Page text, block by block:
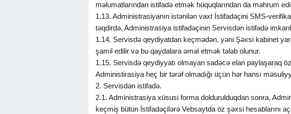
məlumatlarından istifadə etmək hüquqlarından da məhrum
1.13. Administrasiyanın istənilən vaxt İstifadəçini SMS-
təqdirdə, Administrasiya istifadəçinin Servisdən istifadə
1.14. Servisdə qeydiyatdan keçmədən, yəni Şəxsi kabinet
şamil edilir və bu qaydalara əməl etmək tələb olunur.
1.15. Servisdə qeydiyyatı olmayan sadəcə elan paylaşaraq
Administirasiya heç bir tərəf olmadığı üçün hər hansı
2. Servisdən istifadə.
2.1. Administrasiya xüsusi forma doldurulduqdan sonra,
keçmiş bütün İstifadəçilərə Vebsaytda öz şəxsi hesablarını